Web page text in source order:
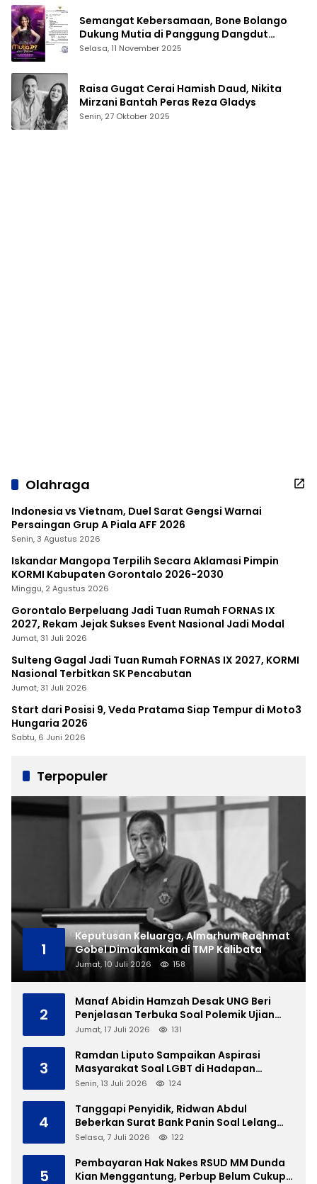
Semangat Kebersamaan, Bone Bolango
Dukung Mutia di Panggung Dangdut
Academy 7
Selasa, 11 November 2025
Raisa Gugat Cerai Hamish Daud, Nikita
Mirzani Bantah Peras Reza Gladys
Senin, 27 Oktober 2025
Olahraga
Indonesia vs Vietnam, Duel Sarat Gengsi Warnai
Persaingan Grup A Piala AFF 2026
Senin, 3 Agustus 2026
Iskandar Mangopa Terpilih Secara Aklamasi Pimpin
KORMI Kabupaten Gorontalo 2026-2030
Minggu, 2 Agustus 2026
Gorontalo Berpeluang Jadi Tuan Rumah FORNAS IX
2027, Rekam Jejak Sukses Event Nasional Jadi Modal
Jumat, 31 Juli 2026
Sulteng Gagal Jadi Tuan Rumah FORNAS IX 2027, KORMI
Nasional Terbitkan SK Pencabutan
Jumat, 31 Juli 2026
Start dari Posisi 9, Veda Pratama Siap Tempur di Moto3
Hungaria 2026
Sabtu, 6 Juni 2026
Terpopuler
1
Keputusan Keluarga, Almarhum Rachmat
Gobel Dimakamkan di TMP Kalibata
Jumat, 10 Juli 2026 158
2
Manaf Abidin Hamzah Desak UNG Beri
Penjelasan Terbuka Soal Polemik Ujian
Skripsi Mahasiswi
Jumat, 17 Juli 2026 131
3
Ramdan Liputo Sampaikan Aspirasi
Masyarakat Soal LGBT di Hadapan
Gubernur Gusnar
Senin, 13 Juli 2026 124
4
Tanggapi Penyidik, Ridwan Abdul
Beberkan Surat Bank Panin Soal Lelang
Aset Eks PLTD Isimu
Selasa, 7 Juli 2026 122
5
Pembayaran Hak Nakes RSUD MM Dunda
Kian Menggantung, Perbup Belum Cukup